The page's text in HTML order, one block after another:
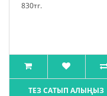
830тг.
ТЕЗ САТЫП АЛЫҢЫЗ